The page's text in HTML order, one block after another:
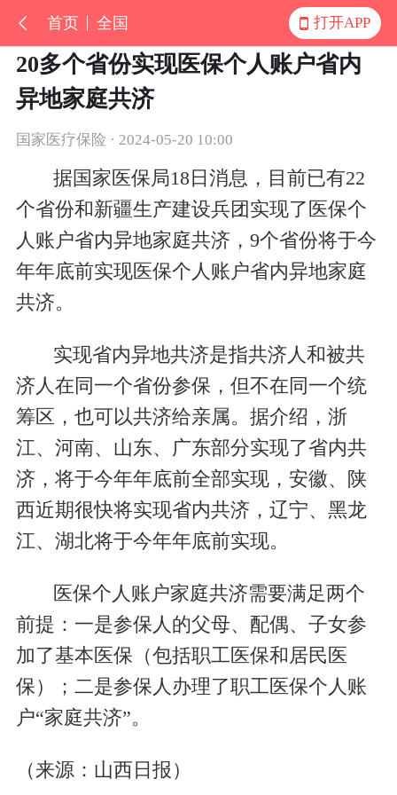
首页 全国 打开APP
20多个省份实现医保个人账户省内
异地家庭共济
国家医疗保险 · 2024-05-20 10:00
据国家医保局18日消息，目前已有22
个省份和新疆生产建设兵团实现了医保个
人账户省内异地家庭共济，9个省份将于今
年年底前实现医保个人账户省内异地家庭
共济。
实现省内异地共济是指共济人和被共
济人在同一个省份参保，但不在同一个统
筹区，也可以共济给亲属。据介绍，浙
江、河南、山东、广东部分实现了省内共
济，将于今年年底前全部实现，安徽、陕
西近期很快将实现省内共济，辽宁、黑龙
江、湖北将于今年年底前实现。
医保个人账户家庭共济需要满足两个
前提：一是参保人的父母、配偶、子女参
加了基本医保（包括职工医保和居民医
保）；二是参保人办理了职工医保个人账
户“家庭共济”。
（来源：山西日报）